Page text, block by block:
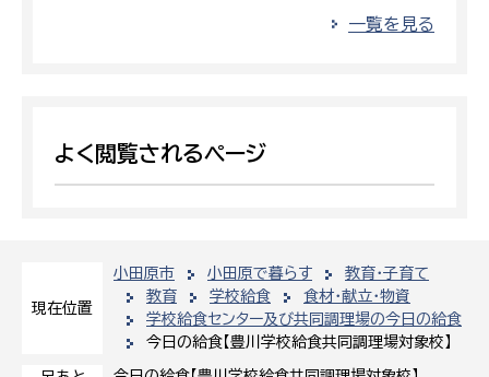
現在位置
小田原市 小田原で暮らす
教育・子育て
教育
学校給食
食材・献立・物資
学校給食センター及び共同調理場の今日の給食
今日の給食【豊川学校給食共同調理場対象校】
一覧を見る
よく閲覧されるページ